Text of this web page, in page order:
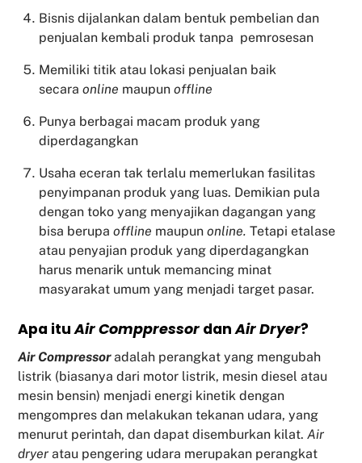
Bisnis dijalankan dalam bentuk pembelian dan
penjualan kembali produk tanpa pemrosesan
Memiliki titik atau lokasi penjualan baik
secara online maupun offline
Punya berbagai macam produk yang
diperdagangkan
Usaha eceran tak terlalu memerlukan fasilitas
penyimpanan produk yang luas. Demikian pula
dengan toko yang menyajikan dagangan yang
bisa berupa offline maupun online. Tetapi etalase
atau penyajian produk yang diperdagangkan
harus menarik untuk memancing minat
masyarakat umum yang menjadi target pasar.
Apa ituAir Comppressor danAir Dryer?
Air Compressoradalah perangkat yang mengubah
listrik (biasanya dari motor listrik, mesin diesel atau
mesin bensin) menjadi energi kinetik dengan
mengompres dan melakukan tekanan udara, yang
menurut perintah, dan dapat disemburkan kilat.Air
dryer atau pengering udara merupakan perangkat